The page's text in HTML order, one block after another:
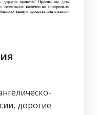
дорогие